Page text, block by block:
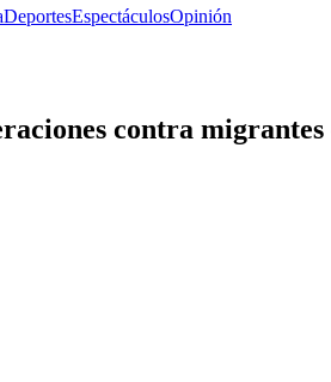
DeportesEspectáculosOpinión
contra migrantes